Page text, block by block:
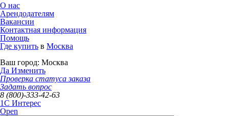
О нас
Арендодателям
Вакансии
Контактная информация
Помощь
Где купить в Москва
Ваш город: Москва
Да Изменить
Проверка статуса заказа
Задать вопрос
8 (800)-333-42-63
1C Интерес
Open